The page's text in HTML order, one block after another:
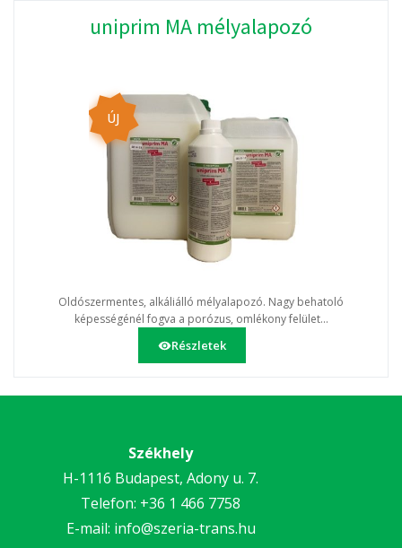
uniprim MA mélyalapozó
ÚJ
Oldószermentes, alkáliálló mélyalapozó. Nagy behatoló
képességénél fogva a porózus, omlékony felület...
Részletek
Székhely
H-1116 Budapest, Adony u. 7.
Telefon: +36 1 466 7758
E-mail: info@szeria-trans.hu